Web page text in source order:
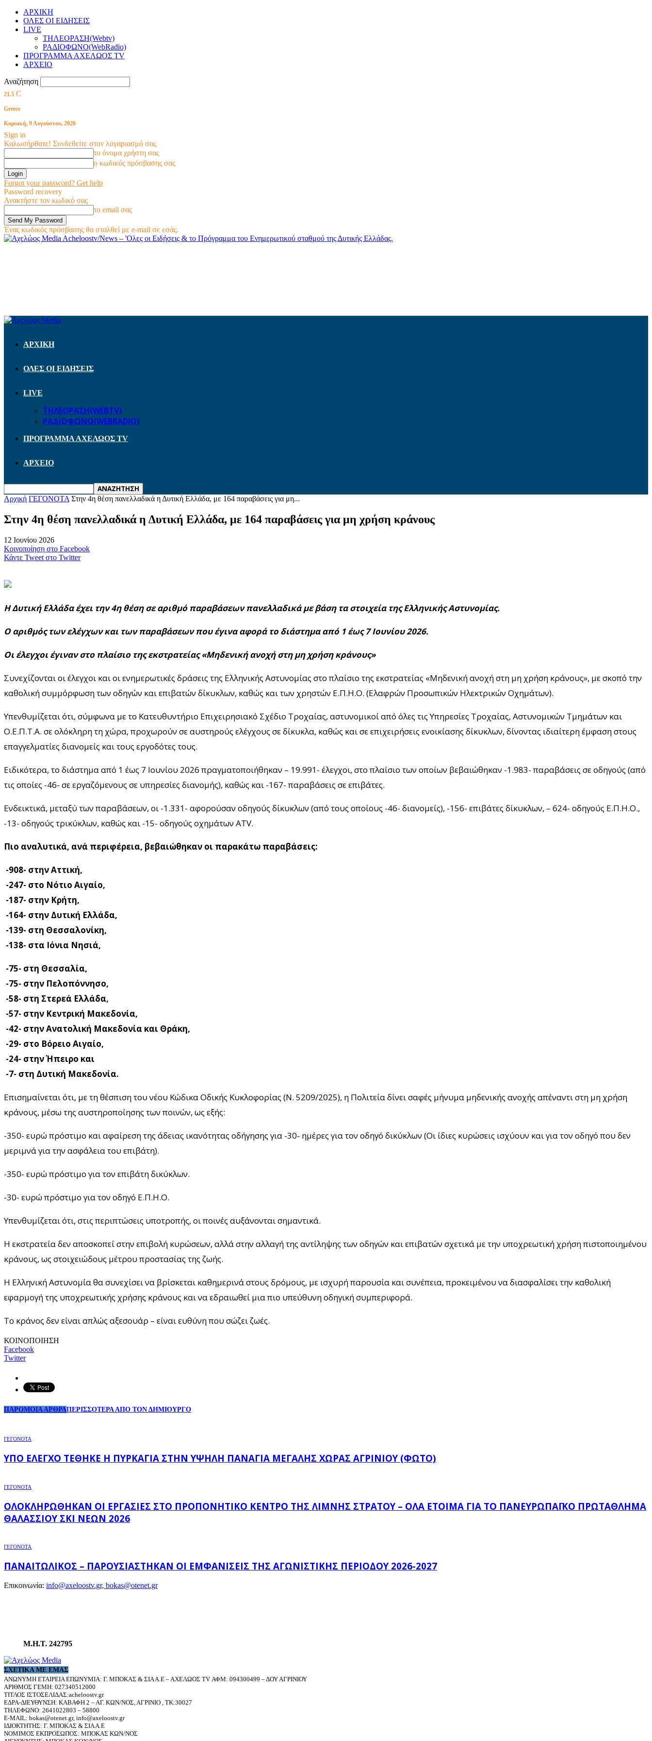
ΑΡΧΙΚΗ
ΟΛΕΣ ΟΙ ΕΙΔΗΣΕΙΣ
LIVE
ΤΗΛΕΟΡΑΣΗ(Webtv)
ΡΑΔΙΟΦΩΝΟ(WebRadio)
ΠΡΟΓΡΑΜΜΑ ΑΧΕΛΩΟΣ TV
ΑΡΧΕΙΟ
Αναζήτηση
21.5 C
Greece
Κυριακή, 9 Αυγούστου, 2026
Sign in
Καλωσήρθατε! Συνδεθείτε στον λογαριασμό σας
το όνομα χρήστη σας
ο κωδικός πρόσβασης σας
Forgot your password? Get help
Password recovery
Ανακτήστε τον κωδικό σας
το email σας
Ένας κωδικός πρόσβασης θα σταλθεί με e-mail σε εσάς.
Acheloostv/News – 'Ολες οι Ειδήσεις & το Πρόγραμμα του Ενημερωτικού σταθμού της Δυτικής Ελλάδας.
ΑΡΧΙΚΗ
ΟΛΕΣ ΟΙ ΕΙΔΗΣΕΙΣ
LIVE
ΤΗΛΕΟΡΑΣΗ(WEBTV)
ΡΑΔΙΟΦΩΝΟ(WEBRADIO)
ΠΡΟΓΡΑΜΜΑ ΑΧΕΛΩΟΣ TV
ΑΡΧΕΙΟ
Αρχική ΓΕΓΟΝΟΤΑ Στην 4η θέση πανελλαδικά η Δυτική Ελλάδα, με 164 παραβάσεις για μη...
Στην 4η θέση πανελλαδικά η Δυτική Ελλάδα, με 164 παραβάσεις για μη χρήση κράνους
12 Ιουνίου 2026
Κοινοποίηση στο Facebook
Κάντε Tweet στο Twitter
Η Δυτική Ελλάδα έχει την 4η θέση σε αριθμό παραβάσεων πανελλαδικά με βάση τα στοιχεία της Ελληνικής Αστυνομίας.
Ο αριθμός των ελέγχων και των παραβάσεων που έγινα αφορά το διάστημα από 1 έως 7 Ιουνίου 2026.
Οι έλεγχοι έγιναν στο πλαίσιο της εκστρατείας «Μηδενική ανοχή στη μη χρήση κράνους»
Συνεχίζονται οι έλεγχοι και οι ενημερωτικές δράσεις της Ελληνικής Αστυνομίας στο πλαίσιο της εκστρατείας «Μηδενική ανοχή στη μη χρήση κράνους», με σκοπό την
καθολική συμμόρφωση των οδηγών και επιβατών δίκυκλων, καθώς και των χρηστών Ε.Π.Η.Ο. (Ελαφρών Προσωπικών Ηλεκτρικών Οχημάτων).
Υπενθυμίζεται ότι, σύμφωνα με το Κατευθυντήριο Επιχειρησιακό Σχέδιο Τροχαίας, αστυνομικοί από όλες τις Υπηρεσίες Τροχαίας, Αστυνομικών Τμημάτων και
Ο.Ε.Π.Τ.Α. σε ολόκληρη τη χώρα, προχωρούν σε αυστηρούς ελέγχους σε δίκυκλα, καθώς και σε επιχειρήσεις ενοικίασης δίκυκλων, δίνοντας ιδιαίτερη έμφαση στους
επαγγελματίες διανομείς και τους εργοδότες τους.
Ειδικότερα, το διάστημα από 1 έως 7 Ιουνίου 2026 πραγματοποιήθηκαν – 19.991- έλεγχοι, στο πλαίσιο των οποίων βεβαιώθηκαν -1.983- παραβάσεις σε οδηγούς (από
τις οποίες -46- σε εργαζόμενους σε υπηρεσίες διανομής), καθώς και -167- παραβάσεις σε επιβάτες.
Ενδεικτικά, μεταξύ των παραβάσεων, οι -1.331- αφορούσαν οδηγούς δίκυκλων (από τους οποίους -46- διανομείς), -156- επιβάτες δίκυκλων, – 624- οδηγούς Ε.Π.Η.Ο.,
-13- οδηγούς τρικύκλων, καθώς και -15- οδηγούς οχημάτων ATV.
Πιο αναλυτικά, ανά περιφέρεια, βεβαιώθηκαν οι παρακάτω παραβάσεις:
-908- στην Αττική,
-247- στο Νότιο Αιγαίο,
-187- στην Κρήτη,
-164- στην Δυτική Ελλάδα,
-139- στη Θεσσαλονίκη,
-138- στα Ιόνια Νησιά,
-75- στη Θεσσαλία,
-75- στην Πελοπόννησο,
-58- στη Στερεά Ελλάδα,
-57- στην Κεντρική Μακεδονία,
-42- στην Ανατολική Μακεδονία και Θράκη,
-29- στο Βόρειο Αιγαίο,
-24- στην Ήπειρο και
-7- στη Δυτική Μακεδονία.
Επισημαίνεται ότι, με τη θέσπιση του νέου Κώδικα Οδικής Κυκλοφορίας (Ν. 5209/2025), η Πολιτεία δίνει σαφές μήνυμα μηδενικής ανοχής απέναντι στη μη χρήση
κράνους, μέσω της αυστηροποίησης των ποινών, ως εξής:
-350- ευρώ πρόστιμο και αφαίρεση της άδειας ικανότητας οδήγησης για -30- ημέρες για τον οδηγό δικύκλων (Οι ίδιες κυρώσεις ισχύουν και για τον οδηγό που δεν
μεριμνά για την ασφάλεια του επιβάτη).
-350- ευρώ πρόστιμο για τον επιβάτη δικύκλων.
-30- ευρώ πρόστιμο για τον οδηγό Ε.Π.Η.Ο.
Υπενθυμίζεται ότι, στις περιπτώσεις υποτροπής, οι ποινές αυξάνονται σημαντικά.
Η εκστρατεία δεν αποσκοπεί στην επιβολή κυρώσεων, αλλά στην αλλαγή της αντίληψης των οδηγών και επιβατών σχετικά με την υποχρεωτική χρήση πιστοποιημένου
κράνους, ως στοιχειώδους μέτρου προστασίας της ζωής.
Η Ελληνική Αστυνομία θα συνεχίσει να βρίσκεται καθημερινά στους δρόμους, με ισχυρή παρουσία και συνέπεια, προκειμένου να διασφαλίσει την καθολική
εφαρμογή της υποχρεωτικής χρήσης κράνους και να εδραιωθεί μια πιο υπεύθυνη οδηγική συμπεριφορά.
Το κράνος δεν είναι απλώς αξεσουάρ – είναι ευθύνη που σώζει ζωές.
ΚΟΙΝΟΠΟΙΗΣΗ
Facebook
Twitter
ΠΑΡΟΜΟΙΑ ΑΡΘΡΑΠΕΡΙΣΣΟΤΕΡΑ ΑΠΟ ΤΟΝ ΔΗΜΙΟΥΡΓΟ
ΓΕΓΟΝΟΤΑ
ΥΠΌ ΈΛΕΓΧΟ ΤΈΘΗΚΕ Η ΠΥΡΚΑΓΙΆ ΣΤΗΝ ΥΨΗΛΉ ΠΑΝΑΓΙΆ ΜΕΓΆΛΗΣ ΧΏΡΑΣ ΑΓΡΙΝΊΟΥ (ΦΩΤΌ)
ΓΕΓΟΝΟΤΑ
ΟΛΟΚΛΗΡΏΘΗΚΑΝ ΟΙ ΕΡΓΑΣΊΕΣ ΣΤΟ ΠΡΟΠΟΝΗΤΙΚΌ ΚΈΝΤΡΟ ΤΗΣ ΛΊΜΝΗΣ ΣΤΡΆΤΟΥ – ΌΛΑ ΈΤΟΙΜΑ ΓΙΑ ΤΟ ΠΑΝΕΥΡΩΠΑΪΚΌ ΠΡΩΤΆΘΛΗΜΑ
ΘΑΛΆΣΣΙΟΥ ΣΚΙ ΝΈΩΝ 2026
ΓΕΓΟΝΟΤΑ
ΠΑΝΑΙΤΩΛΙΚΌΣ – ΠΑΡΟΥΣΙΆΣΤΗΚΑΝ ΟΙ ΕΜΦΑΝΊΣΕΙΣ ΤΗΣ ΑΓΩΝΙΣΤΙΚΉΣ ΠΕΡΙΌΔΟΥ 2026-2027
Επικοινωνία: info@axeloostv.gr, bokas@otenet.gr
Μ.Η.Τ. 242795
ΣΧΕΤΙΚΆ ΜΕ ΕΜΆΣ
ΑΝΩΝΥΜΗ ΕΤΑΙΡΕΙΑ ΕΠΩΝΥΜΙΑ: Γ. ΜΠΟΚΑΣ & ΣΙΑ Α.Ε – ΑΧΕΛΩΟΣ TV ΑΦΜ: 094300499 – ΔΟΥ ΑΓΡΙΝΙΟΥ
ΑΡΙΘΜΟΣ ΓΕΜΗ: 027340512000
ΤΙΤΛΟΣ ΙΣΤΟΣΕΛΙΔΑΣ:acheloostv.gr
ΕΔΡΑ-ΔΙΕΥΘΥΝΣΗ: ΚΑΒΑΦΗ 2 – ΑΓ. ΚΩΝ/ΝΟΣ, ΑΓΡΙΝΙΟ , ΤΚ:30027
ΤΗΛΕΦΩΝΟ: 2641022803 – 58800
E-MAIL: bokas@otenet.gr, info@axeloostv.gr
ΙΔΙΟΚΤΗΤΗΣ: Γ. ΜΠΟΚΑΣ & ΣΙΑ Α.Ε
ΝΟΜΙΜΟΣ ΕΚΠΡΟΣΩΠΟΣ: ΜΠΟΚΑΣ ΚΩΝ/ΝΟΣ